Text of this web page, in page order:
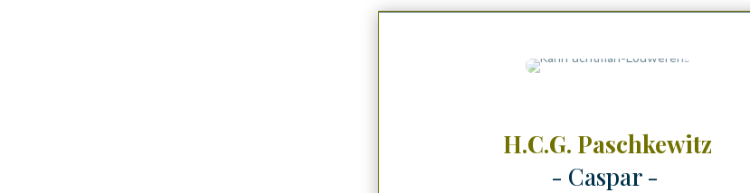
H.C.G. Paschkewitz
- Caspar -